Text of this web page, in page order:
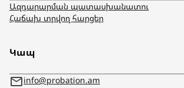
Ազդարարման պատասխանատու
Հաճախ տրվող հարցեր
Կապ
info@probation.am